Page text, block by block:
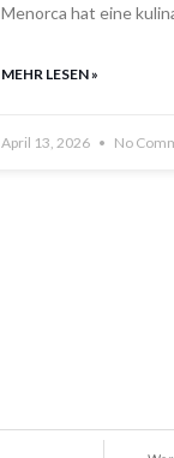
Menorca hat eine
MEHR LESEN »
April 13, 2026 No